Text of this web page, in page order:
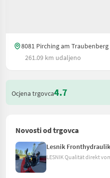
8081 Pirching am Traubenberg
261.09 km udaljeno
Ocjena trgovca4.7
Novosti od trgovca
Lesnik
LESNIK Qualität direkt